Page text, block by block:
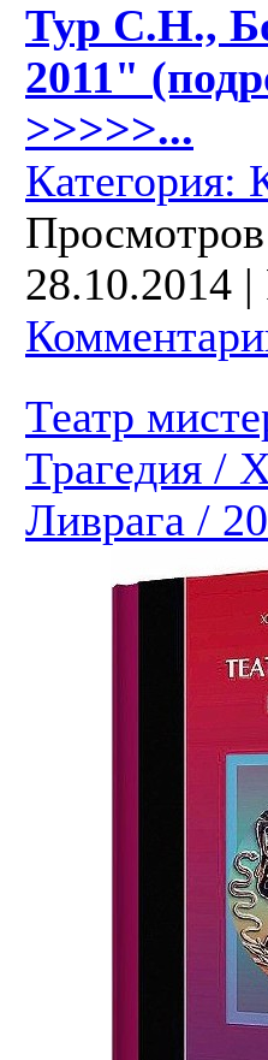
Тур С.Н.,
2011"
>>>>>...
Категория:
28.10.2014 |
Театр
Трагедия /
Ливрага /